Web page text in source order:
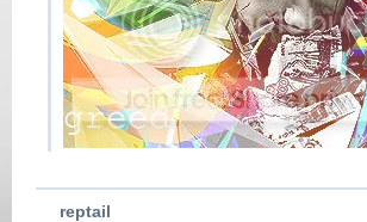
reptail